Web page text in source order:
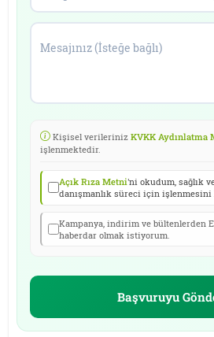
Mesajınız (İsteğe bağlı)
Kişisel verileriniz KVKK Aydınlatma
işlenmektedir.
Açık Rıza Metni'ni okudum, sağlık
danışmanlık süreci için
Kampanya, indirim ve bültenlerden
haberdar olmak istiyorum.
Başvuruyu